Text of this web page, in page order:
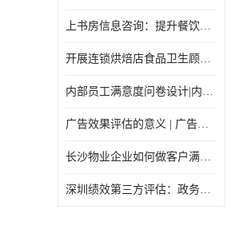
上书房信息咨询：提升餐饮质量的秘密
开展连锁烘焙店食品卫生顾客满意度调查
内部员工满意度问卷设计|内部员工满意度调查表
广告效果评估的意义 | 广告效果评估的重要性有哪些？
长沙物业企业如何做客户满意度调查
深圳绩效第三方评估：政务服务窗口满意度第三方调研评估